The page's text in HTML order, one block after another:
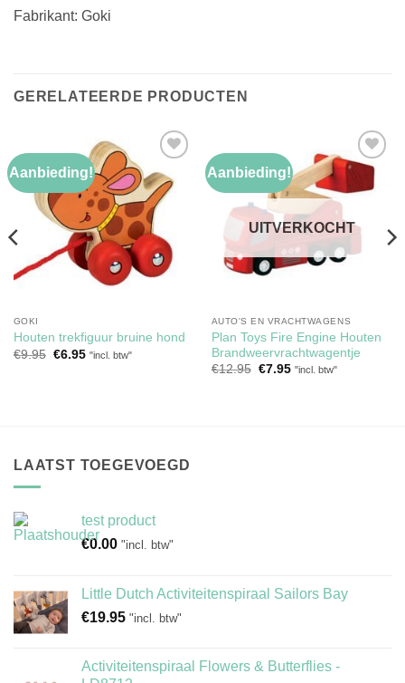
Fabrikant: Goki
GERELATEERDE PRODUCTEN
Aanbieding!
Toevoegen
aan
verlanglijst
GOKI
Houten trekfiguur bruine hond
€9.95 Oorspronkelijke
€6.95Huidige
"incl. btw"
Aanbieding!
Toevoegen
verlanglijst
UITVERKOCHT
AUTO'S EN VRACHTWAGENS
Plan Toys Fire Engine Houten
Brandweervrachtwagentje
€12.95 Oorspronkelijke
€7.95Huidige
"incl. btw"
LAATST TOEGEVOEGD
test product
€0.00 "incl. btw"
Little Dutch Activiteitenspiraal Sailors Bay
€19.95 "incl. btw"
Activiteitenspiraal Flowers & Butterflies -